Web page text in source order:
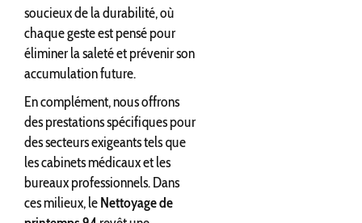
soucieux de la durabilité, où
chaque geste est pensé pour
éliminer la saleté et prévenir son
accumulation future.
En complément, nous offrons
des prestations spécifiques pour
des secteurs exigeants tels que
les cabinets médicaux et les
bureaux professionnels. Dans
ces milieux, leNettoyage de